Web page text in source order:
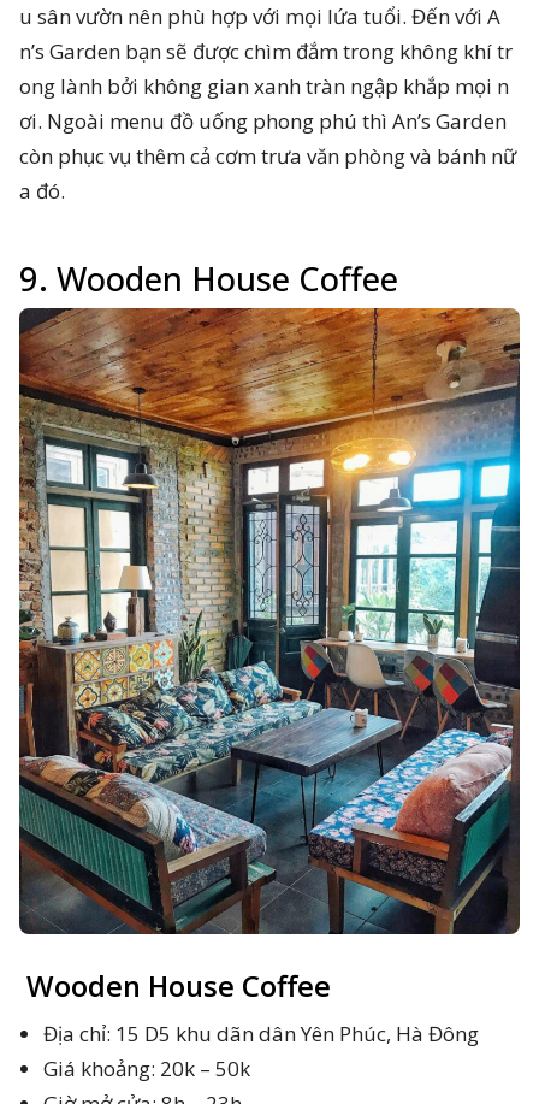
u sân vườn nên phù hợp với mọi lứa tuổi. Đến với A
n’s Garden bạn sẽ được chìm đắm trong không khí tr
ong lành bởi không gian xanh tràn ngập khắp mọi n
ơi. Ngoài menu đồ uống phong phú thì An’s Garden
còn phục vụ thêm cả cơm trưa văn phòng và bánh nữ
a đó.
9. Wooden House Coffee
Wooden House Coffee
Địa chỉ: 15 D5 khu dãn dân Yên Phúc, Hà Đông
Giá khoảng: 20k – 50k